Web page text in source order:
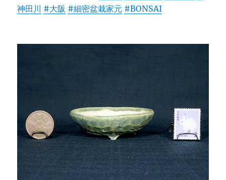
神田川 #大阪 #細密盆栽家元 #BONSAI